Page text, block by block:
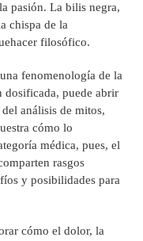
pasión. La bilis negra,
chispa de la
filosófico.
fenomenología de la
dosificada, puede abrir
análisis de mitos,
cómo lo
médica, pues, el
rasgos
y posibilidades para
cómo el dolor, la